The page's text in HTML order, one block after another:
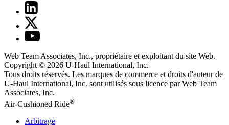
Web Team Associates, Inc., propriétaire et exploitant du site Web.
Copyright © 2026 U-Haul International, Inc.
Tous droits réservés. Les marques de commerce et droits d'auteur de
U-Haul International, Inc. sont utilisés sous licence par Web Team
Associates, Inc.
Air-Cushioned Ride®
Arbitrage